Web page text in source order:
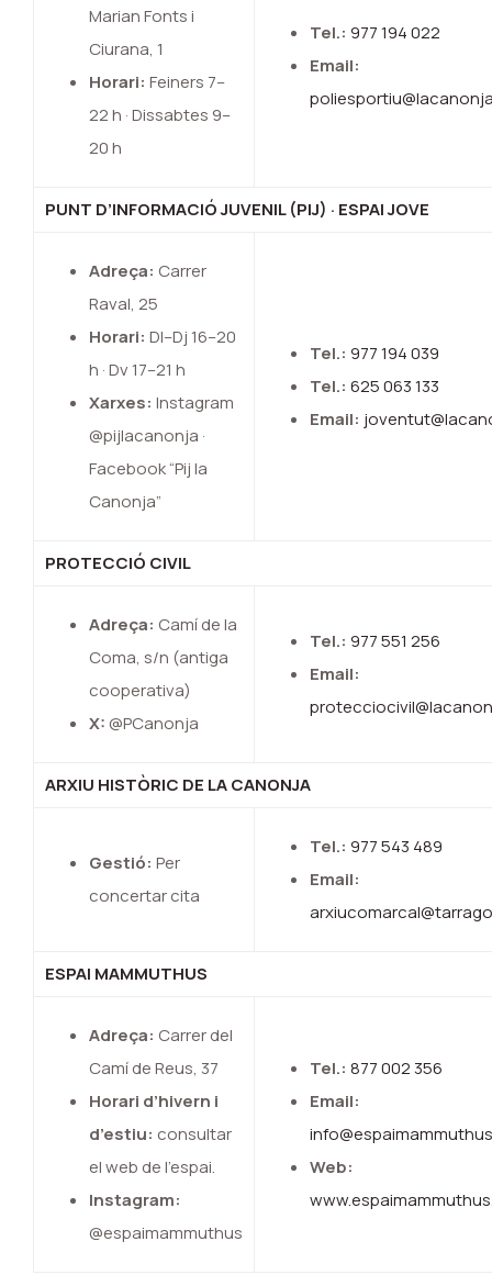
Marian Fonts i
Ciurana, 1
Horari: Feiners 7–
22 h · Dissabtes 9–
20 h
Tel.: 977 194 022
Email:
PUNT D’INFORMACIÓ JUVENIL (PIJ) · ESPAI JOVE
Adreça: Carrer
Raval, 25
Horari: Dl–Dj 16–20
h · Dv 17–21 h
Xarxes: Instagram
@pijlacanonja ·
Facebook “Pij la
Canonja”
Tel.: 977 194 039
Tel.: 625 063 133
Email:
PROTECCIÓ CIVIL
Adreça: Camí de la
Coma, s/n (antiga
cooperativa)
X:@PCanonja
Tel.: 977 551 256
Email:
ARXIU HISTÒRIC DE LA CANONJA
Gestió: Per
concertar cita
Tel.: 977 543 489
Email:
ESPAI MAMMUTHUS
Adreça: Carrer del
Camí de Reus, 37
Horari d’hivern i
d’estiu: consultar
el web de l’espai.
Instagram:
@espaimammuthus
Tel.: 877 002 356
Email:
Web: